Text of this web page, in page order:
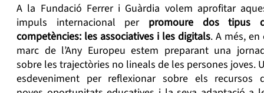
A la Fundació Ferrer i Guàrdia volem aprofitar
impuls internacional perpromoure dos tipus
competències: les associatives i les digitals. A més, en
marc de l’Any Europeu estem preparant una
sobre les trajectòries no lineals de les persones joves.
esdeveniment per reflexionar sobre els recursos